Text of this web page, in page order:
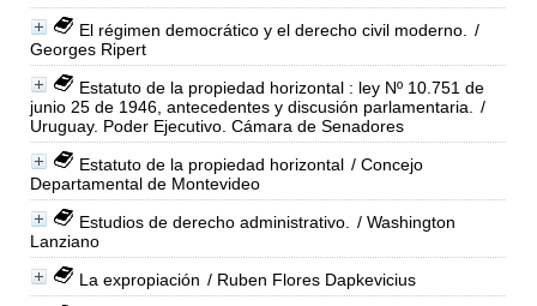
El régimen democrático y el derecho civil moderno.
/
Georges Ripert
Estatuto de la propiedad horizontal : ley Nº 10.751 de
junio 25 de 1946, antecedentes y discusión parlamentaria.
/
Uruguay. Poder Ejecutivo. Cámara de Senadores
Estatuto de la propiedad horizontal / Concejo
Departamental de Montevideo
Estudios de derecho administrativo.
/ Washington
Lanziano
La expropiación / Ruben Flores Dapkevicius